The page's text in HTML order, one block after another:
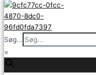
Søg...
×